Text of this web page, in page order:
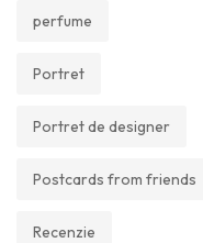
perfume
Portret
Portret de designer
Postcards from friends
Recenzie